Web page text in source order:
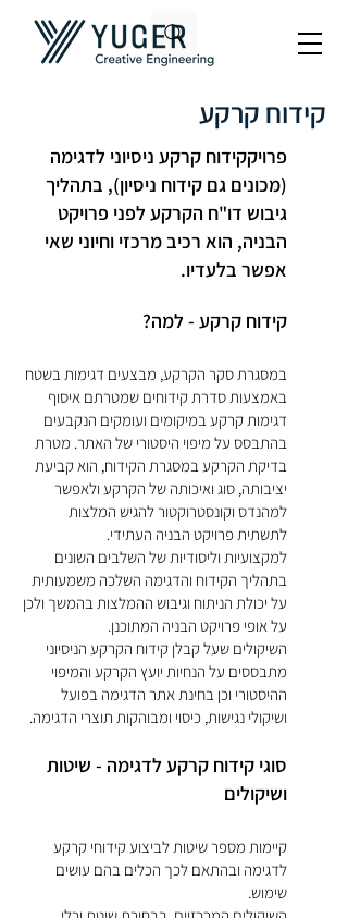
קידוח קרקע
פרויקקידוח קרקע ניסיוני לדגימה
(מכונים גם קידוח ניסיון), בתהליך
גיבוש דו"ח הקרקע לפני פרויקט
הבניה, הוא רכיב מרכזי וחיוני שאי
אפשר בלעדיו.
קידוח קרקע - למה?
במסגרת סקר הקרקע, מבצעים דגימות בשטח
באמצעות סדרת קידוחים שמטרתם איסוף
דגימות קרקע במיקומים ועומקים הנקבעים
בהתבסס על מיפוי היסטורי של האתר. מטרת
בדיקת הקרקע במסגרת הקידוח, הוא קביעת
יציבותה, סוג ואיכותה של הקרקע ולאפשר
למהנדס וקונסטרוקטור להגיש המלצות
לתשתית פרויקט הבניה העתידי.
למקצועיות וליסודיות של השלבים השונים
בתהליך הקידוח והדגימה השלכה משמעותית
על יכולת הניתוח וגיבוש ההמלצות בהמשך ולכן
על אופי פרויקט הבניה המתוכנן.
השיקולים שעל קבלן קידוח הקרקע הניסיוני
מתבססים על הנחיות יועץ הקרקע והמיפוי
ההיסטורי וכן בחינת אתר הדגימה בפועל
ושיקולי נגישות, כיסוי ומבוהקות תוצרי הדגימה.
סוגי קידוח קרקע לדגימה - שיטות
ושיקולים
קיימות מספר שיטות לביצוע קידוחי קרקע
לדגימה ובהתאם לכך הכלים בהם עושים
שימוש.